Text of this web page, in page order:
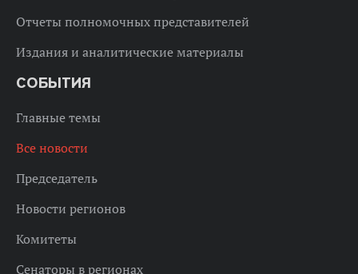
Отчеты полномочных представителей
Издания и аналитические материалы
СОБЫТИЯ
Главные темы
Все новости
Председатель
Новости регионов
Комитеты
Сенаторы в регионах